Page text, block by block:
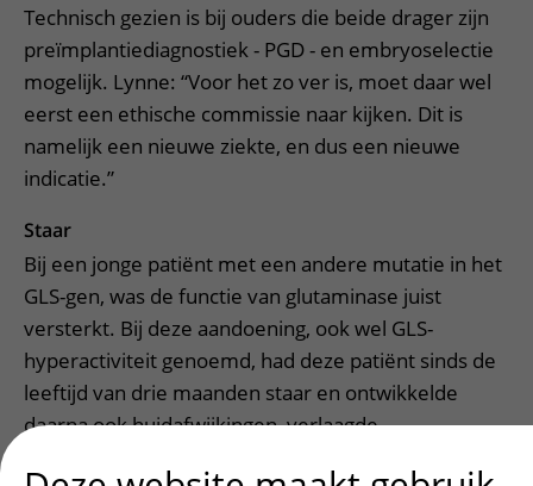
Technisch gezien is bij ouders die beide drager zijn
preïmplantiediagnostiek - PGD - en embryoselectie
mogelijk. Lynne: “Voor het zo ver is, moet daar wel
eerst een ethische commissie naar kijken. Dit is
namelijk een nieuwe ziekte, en dus een nieuwe
indicatie.”
Staar
Bij een jonge patiënt met een andere mutatie in het
GLS-gen, was de functie van glutaminase juist
versterkt. Bij deze aandoening, ook wel GLS-
hyperactiviteit genoemd, had deze patiënt sinds de
leeftijd van drie maanden staar en ontwikkelde
daarna ook huidafwijkingen, verlaagde